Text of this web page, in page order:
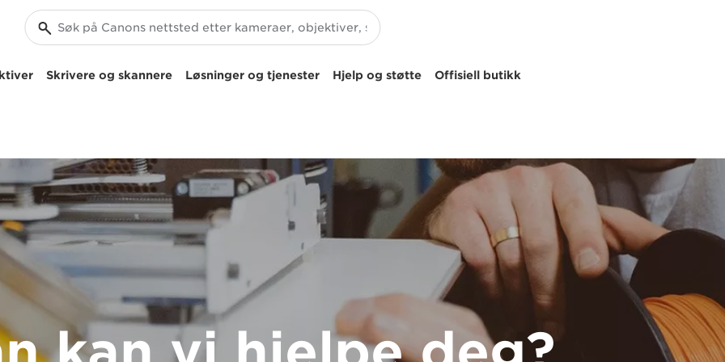
Skrivere og skannere Løsninger og tjenester Hjelp og støtte Offisiell butikk